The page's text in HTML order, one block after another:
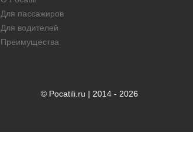
Для пассажиров
Для водителей
Преимущества
© Pocatili.ru | 2014 - 2026